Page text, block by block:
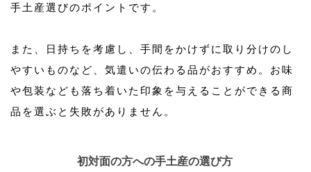
手土産選びのポイントです。
また、日持ちを考慮し、手間をかけずに取り分けのし
やすいものなど、気遣いの伝わる品がおすすめ。お味
や包装なども落ち着いた印象を与えることができる商
品を選ぶと失敗がありません。
初対面の方への手土産の選び方